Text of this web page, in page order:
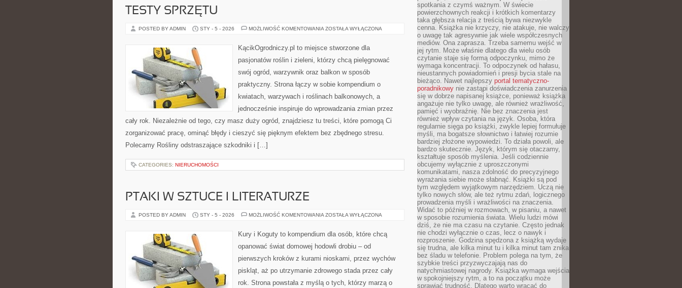
TESTY SPRZĘTU
POSTED BY ADMIN STY - 5 - 2026 MOŻLIWOŚĆ KOMENTOWANIA TESTY
ZOSTAŁA WYŁĄCZONA
KącikOgrodniczy.pl to miejsce stworzone dla
pasjonatów roślin i zieleni, którzy chcą pielęgnować
swój ogród, warzywnik oraz balkon w sposób
praktyczny. Strona łączy w sobie kompendium o
kwiatach, warzywach i roślinach balkonowych, a
jednocześnie inspiruje do wprowadzania zmian przez
cały rok. Niezależnie od tego, czy masz duży ogród, znajdziesz tu treści, które pomogą Ci
zorganizować pracę, ominąć błędy i cieszyć się pięknym efektem bez zbędnego stresu.
Polecamy Rośliny odstraszające szkodniki i […]
CATEGORIES: NIERUCHOMOŚCI
PTAKI W SZTUCE I LITERATURZE
POSTED BY ADMIN STY - 5 - 2026 MOŻLIWOŚĆ KOMENTOWANIA PTAKI
LITERATURZE
ZOSTAŁA WYŁĄCZONA
Kury i Koguty to kompendium dla osób, które chcą
opanować świat domowej hodowli drobiu – od
pierwszych kroków z kurami nioskami, przez wychów
piskląt, aż po utrzymanie zdrowego stada przez cały
rok. Strona powstała z myślą o tych, którzy marzą o
spotkania z czymś ważnym. W świecie
powierzchownych reakcji i krótkich komentarzy
taka głębsza relacja z treścią bywa niezwykle
cenna. Książka nie krzyczy, nie atakuje, nie walczy
o uwagę tak agresywnie jak wiele współczesnych
mediów. Ona zaprasza. Trzeba samemu wejść w
jej rytm. Może właśnie dlatego dla wielu osób
czytanie staje się formą odpoczynku, mimo że
wymaga koncentracji. To odpoczynek od hałasu,
nieustannych powiadomień i presji bycia stale na
bieżąco. Nawet najlepszy portal tematyczno-
poradnikowy nie zastąpi doświadczenia zanurzenia
się w dobrze napisanej książce, ponieważ książka
angażuje nie tylko uwagę, ale również wrażliwość,
pamięć i wyobraźnię. Nie bez znaczenia jest
również wpływ czytania na język. Osoba, która
regularnie sięga po książki, zwykle lepiej formułuje
myśli, ma bogatsze słownictwo i łatwiej rozumie
bardziej złożone wypowiedzi. To działa powoli, ale
bardzo skutecznie. Język, którym się otaczamy,
kształtuje sposób myślenia. Jeśli codziennie
obcujemy wyłącznie z uproszczonymi
komunikatami, nasza zdolność do precyzyjnego
wyrażania siebie może słabnąć. Książki są pod
tym względem wyjątkowym narzędziem. Uczą nie
tylko nowych słów, ale też rytmu zdań, logicznego
prowadzenia myśli i wrażliwości na znaczenia.
Widać to później w rozmowach, w pisaniu, a nawet
w sposobie rozumienia świata. Wielu ludzi mówi
dziś, że nie ma czasu na czytanie. Często jednak
nie chodzi wyłącznie o czas, lecz o nawyk i
rozproszenie. Godzina spędzona z książką wydaje
się trudna, ale kilka minut tu i kilka minut tam znika
bez śladu w telefonie. Problem polega na tym, że
szybkie treści przyzwyczajają nas do
natychmiastowej nagrody. Książka wymaga wejścia
w spokojniejszy rytm, a to na początku może
sprawiać trudność. Dlatego warto wracać do